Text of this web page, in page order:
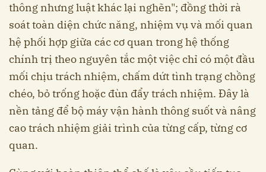
thông nhưng luật khác lại nghẽn"; đồng thời rà
soát toàn diện chức năng, nhiệm vụ và mối quan
hệ phối hợp giữa các cơ quan trong hệ thống
chính trị theo nguyên tắc một việc chỉ có một đầu
mối chịu trách nhiệm, chấm dứt tình trạng chồng
chéo, bỏ trống hoặc đùn đẩy trách nhiệm. Đây là
nền tảng để bộ máy vận hành thông suốt và nâng
cao trách nhiệm giải trình của từng cấp, từng cơ
quan.